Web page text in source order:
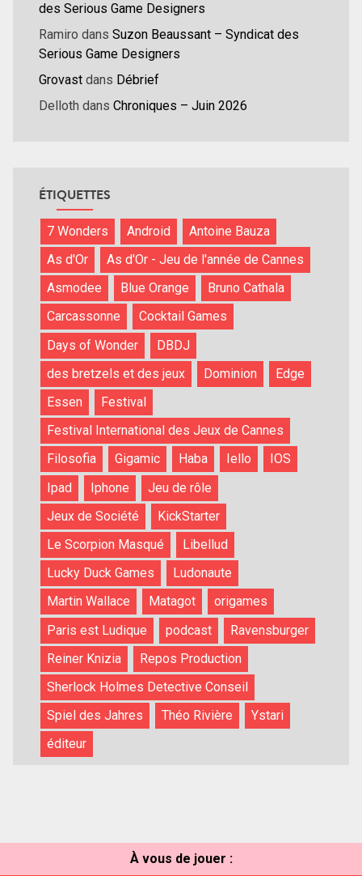
des Serious Game Designers
Ramiro dans Suzon Beaussant – Syndicat des
Serious Game Designers
Grovast dans Débrief
Delloth dans Chroniques – Juin 2026
ÉTIQUETTES
7 Wonders Android
Antoine Bauza
As d'Or
As d'Or - Jeu de l'année de Cannes
Asmodee
Blue Orange
Bruno Cathala
Carcassonne
Cocktail Games
Days of Wonder
DBDJ
des bretzels et des jeux
Dominion
Edge
Essen
Festival
Festival International des Jeux de Cannes
Filosofia
Gigamic Haba Iello
IOS
Ipad
Iphone
Jeu de rôle
Jeux de Société
KickStarter
Le Scorpion Masqué
Libellud
Lucky Duck Games
Ludonaute
Martin Wallace
Matagot
origames
Paris est Ludique
podcast
Ravensburger
Reiner Knizia
Repos Production
Sherlock Holmes Detective Conseil
Spiel des Jahres
Théo Rivière
Ystari
éditeur
À vous de jouer :